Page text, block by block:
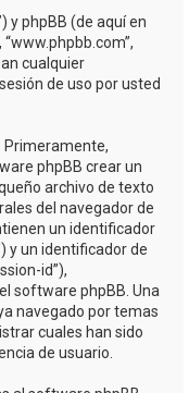
y phpBB (de aquí en
“www.phpbb.com”,
cualquier
de uso por usted
Primeramente,
phpBB crear un
archivo de texto
del navegador de
un identificador
y un identificador de
id”),
software phpBB. Una
navegado por temas
cuales han sido
de usuario.